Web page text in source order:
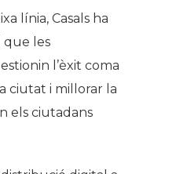
línia, Casals ha
que les
l’èxit coma
ciutat i millorar la
els ciutadans